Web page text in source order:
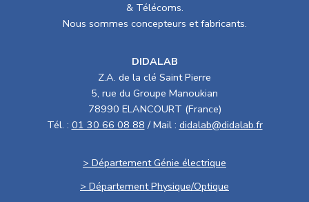
& Télécoms.
Nous sommes concepteurs et fabricants.
DIDALAB
Z.A. de la clé Saint Pierre
5, rue du Groupe Manoukian
78990 ELANCOURT (France)
Tél. : 01 30 66 08 88 / Mail : didalab@didalab.fr
> Département Génie électrique
> Département Physique/Optique